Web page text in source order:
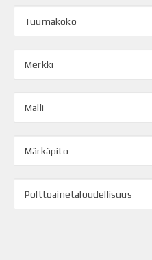
Tuumakoko
Merkki
Malli
Märkäpito
Polttoainetaloudellisuus